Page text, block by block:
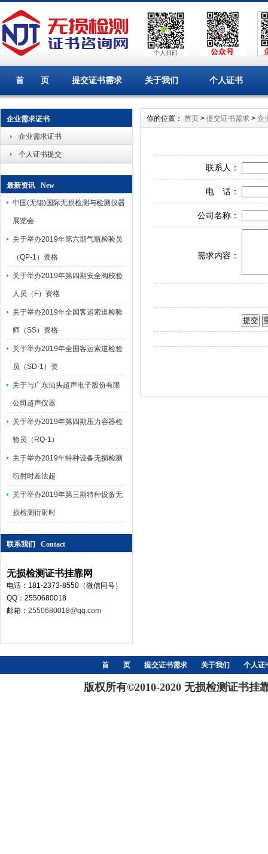
首 页 提交证书需求 关于我们 个人证书
企业需求证书
企业需求证书
个人证书提交
最新资讯 New
中国(无锡)国际无损检测与检测仪器
展览会
关于举办2019年第六期气瓶检验员
（QP-1）资格
关于举办2019年第四期安全阀校验
人员（F）资格
关于举办2019年全国客运索道检验
师（SS）资格
关于举办2019年全国客运索道检验
员（SD-1）资
关于与广东汕头超声电子股份有限
公司超声仪器
关于举办2019年第四期压力容器检
验员（RQ-1）
关于举办2019年特种设备无损检测
衍射时差法超
关于举办2019年第三期特种设备无
损检测衍射时
联系我们 Contact
无损检测证书挂靠网
电话：181-2373-8550（微信同号）
QQ：2550680018
邮箱： 2550680018@qq.com
你的位置： 首页 > 提交证书需求 > 企
联系人：
电 话：
公司名称：
需求内容：
首 页 提交证书需求 关于我们 个人证
版权所有©2010-2020 无损检测证书